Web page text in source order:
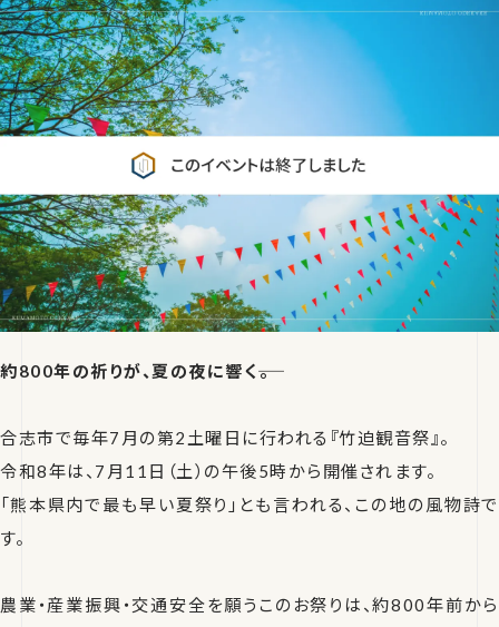
約800年の祈りが、夏の夜に響く――。
合志市で毎年7月の第2土曜日に行われる『竹迫観音祭』。
令和8年は、7月11日（土）の午後5時から開催されます。
「熊本県内で最も早い夏祭り」とも言われる、この地の風物詩で
す。
農業・産業振興・交通安全を願うこのお祭りは、約800年前から